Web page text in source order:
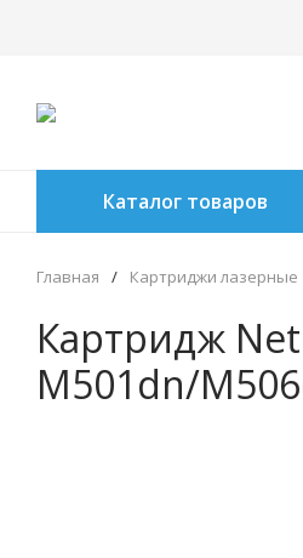
Каталог товаров
Главная / Картриджи лазерные
Картридж
M501dn/